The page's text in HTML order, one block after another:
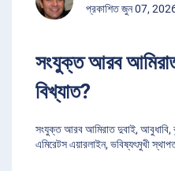
প্রকাশিত জুন 07,
সংযুক্ত আরব
বিখ্যাত?
সংযুক্ত আরব আমিরাত দুবাই, আবুধাবি,
এমিরেটস এয়ারলাইন, ভবিষ্যৎমুখী